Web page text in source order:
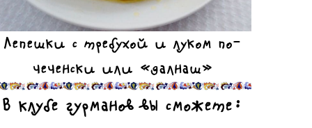
Лепешки с требухой и луком по-
чеченски или «далнаш»
В клубе гурманов вы сможете: